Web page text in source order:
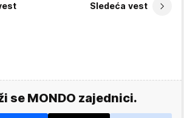
Sledeća vest
se MONDO zajednici.